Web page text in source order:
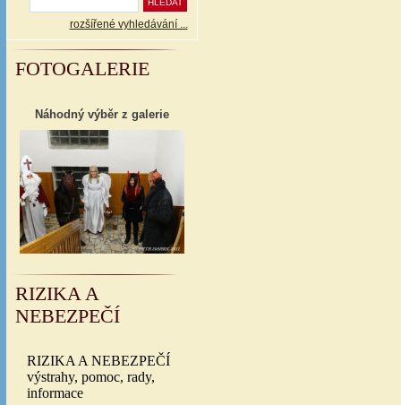
rozšířené vyhledávání ...
FOTOGALERIE
Náhodný výběr z galerie
RIZIKA A
NEBEZPEČÍ